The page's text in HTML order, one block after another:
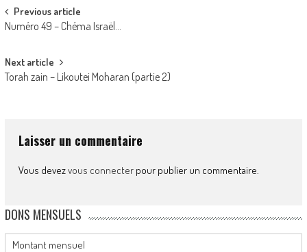
Post
navigation
Previous article
Numéro 49 – Chéma Israël…
Next article
Torah zain – Likoutei Moharan (partie 2)
Laisser un commentaire
Vous devezvous connecterpour publier un commentaire.
DONS MENSUELS
Montant mensuel